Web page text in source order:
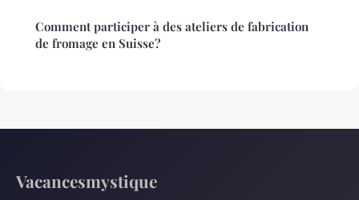
Comment participer à des ateliers de fabrication
de fromage en Suisse?
Vacancesmystique